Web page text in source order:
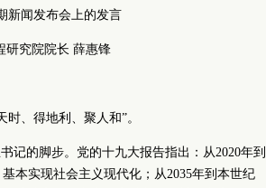
闻发布会上的发言
研究院院长 薛惠锋
、得地利、聚人和”。
记的脚步。党的十九大报告指出：从2020年到
本实现社会主义现代化；从2035年到本世纪